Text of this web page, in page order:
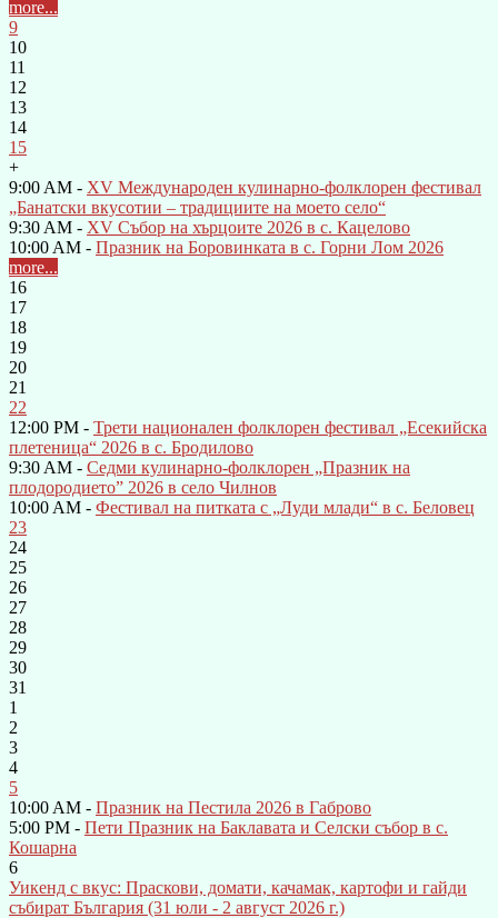
more...
9
10
11
12
13
14
15
+
9:00 AM - XV Международен кулинарно-фолклорен фестивал
„Банатски вкусотии – традициите на моето село“
9:30 AM - XV Събор на хърцоите 2026 в с. Кацелово
10:00 AM - Празник на Боровинката в с. Горни Лом 2026
more...
16
17
18
19
20
21
22
12:00 PM - Трети национален фолклорен фестивал „Есекийска
плетеница“ 2026 в с. Бродилово
9:30 AM - Седми кулинарно-фолклорен „Празник на
плодородието” 2026 в село Чилнов
10:00 AM - Фестивал на питката с „Луди млади“ в с. Беловец
23
24
25
26
27
28
29
30
31
1
2
3
4
5
10:00 AM - Празник на Пестила 2026 в Габрово
5:00 PM - Пети Празник на Баклавата и Селски събор в с.
Кошарна
6
Уикенд с вкус: Праскови, домати, качамак, картофи и гайди
събират България (31 юли - 2 август 2026 г.)